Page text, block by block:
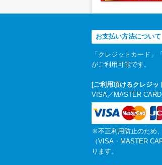
お支払い方法について
「クレジットカード」
がご利用可能です。
[ご利用頂けるクレジッ
VISA／MASTER
※不正利用防止のため
（VISA・MASTER
ります。